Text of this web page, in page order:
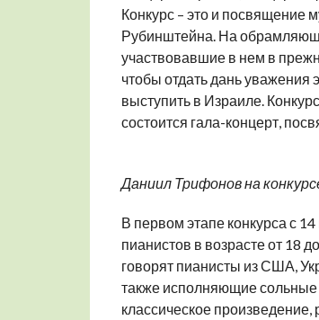
Конкурс – это и посвящение
Рубинштейна. На
участвовавшие в нем в
чтобы отдать дань
выступить в Израиле.
состоится гала-концерт,
Даниил Трифонов на
В первом этапе конкурса с
пианистов в возрасте от 18
говорят пианисты из США,
также исполняющие
классическое